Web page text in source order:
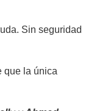
Sin seguridad
que la única